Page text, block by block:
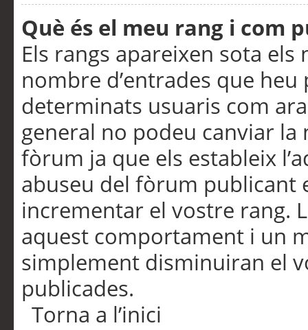
Què és el meu rang i com
Els rangs apareixen sota
nombre d’entrades que
determinats usuaris com
general no podeu canviar
fòrum ja que els estableix
abuseu del fòrum publicant
incrementar el vostre rang.
aquest comportament i un
simplement disminuiran el
publicades.
Torna a l’inici